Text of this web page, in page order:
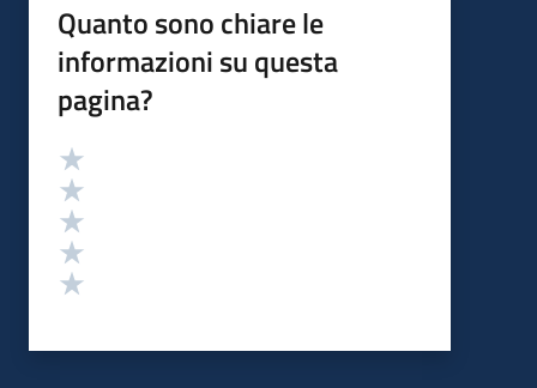
Quanto sono chiare le
informazioni su questa
pagina?
Valutazione